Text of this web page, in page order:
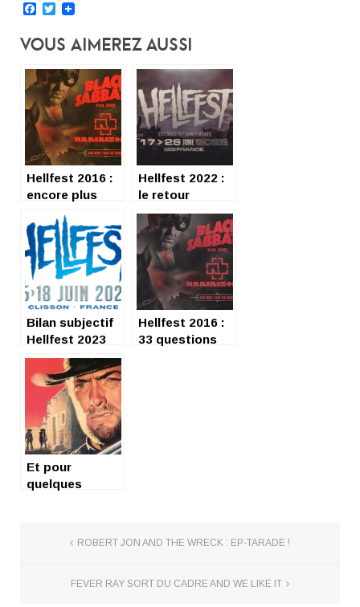
Facebook
Twitter
Vous Aimerez Aussi
Hellfest 2016 :
encore plus
Hellfest 2022 :
le retour
flamboyant
Bilan subjectif
Hellfest 2023
Hellfest 2016 :
33 questions
Et pour
quelques
ROBERT JON AND THE WRECK : EP-TARADE !
FEVER RAY SORT DU CADRE AND WE LIKE IT